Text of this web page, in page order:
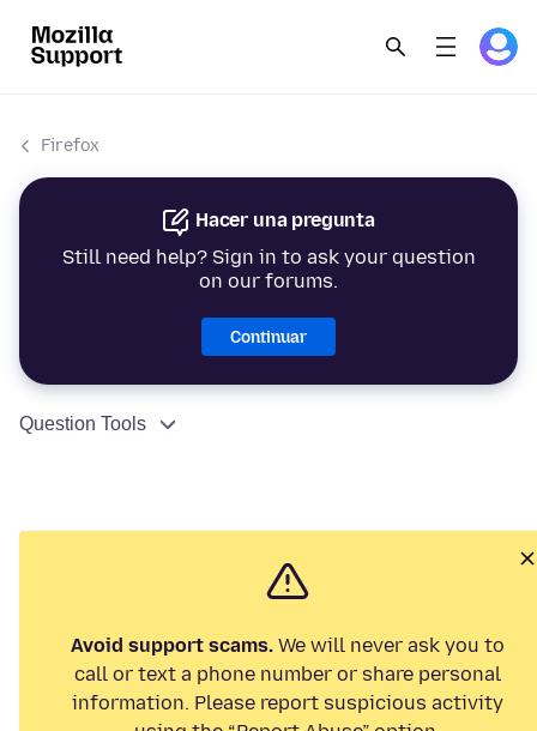
Firefox
Hacer una pregunta
Still need help? Sign in to ask your question
on our forums.
Continuar
Question Tools
Avoid support scams. We will never ask you to
call or text a phone number or share personal
information. Please report suspicious activity